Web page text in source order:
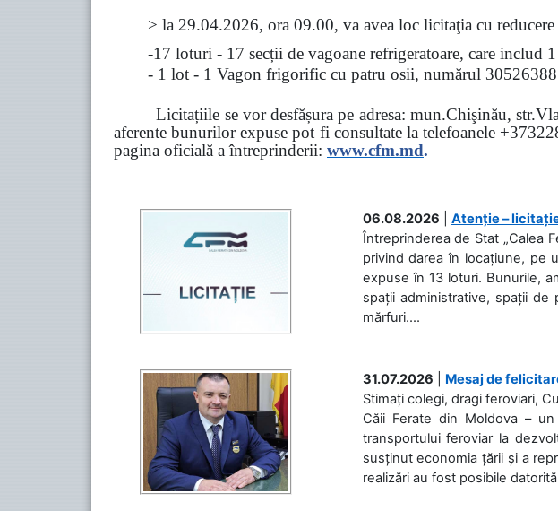
> la 29.04.2026, ora 09.00, va avea loc licitaţia cu reducere
-17 loturi - 17 secții de vagoane refrigeratoare, care
- 1 lot - 1 Vagon frigorific cu patru osii, numărul
Licitațiile se vor desfășura pe adresa: mun.Chişinău,
aferente bunurilor expuse pot fi consultate la telefoanele
pagina oficială a întreprinderii: www.cfm.md.
06.08.2026
Atenție –
Întreprinderea de Stat „Calea
privind darea în locațiune, pe
expuse în 13 loturi. Bunurile,
spații administrative, spații
mărfuri....
31.07.2026
Mesaj de
Stimați colegi, dragi feroviari,
Căii Ferate din Moldova –
transportului feroviar la
susținut economia țării și a
realizări au fost posibile